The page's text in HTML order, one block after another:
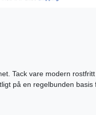
Tack vare modern
på en regelbunden